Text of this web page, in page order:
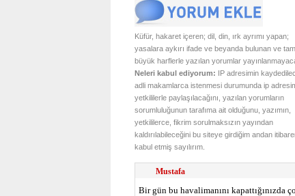
Küfür, hakaret içeren; dil, din, ırk ayrımı yapan;
yasalara aykırı ifade ve beyanda bulunan ve
büyük harflerle yazılan yorumlar
Neleri kabul ediyorum: IP adresimin
adli makamlarca istenmesi durumunda ip
yetkililerle paylaşılacağını, yazılan yorumların
sorumluluğunun tarafıma ait olduğunu, yazımın,
yetkililerce, fikrim sorulmaksızın yayından
kaldırılabileceğini bu siteye girdiğim andan
kabul etmiş sayılırım.
Mustafa
Bir gün bu havalimanını kapattığınızda